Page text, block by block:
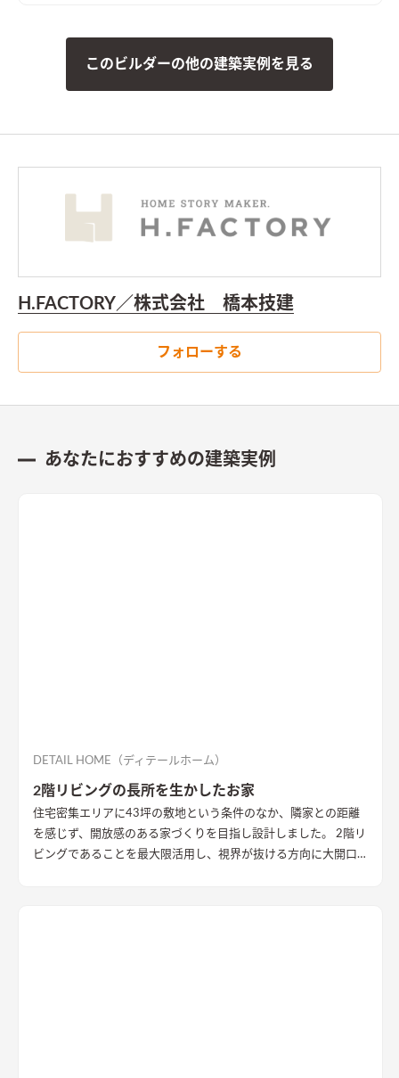
このビルダーの他の建築実例を見る
H.FACTORY／株式会社 橋本技建
フォローする
あなたにおすすめの建築実例
DETAIL HOME（ディテールホーム）
2階リビングの長所を生かしたお家
住宅密集エリアに43坪の敷地という条件のなか、隣家との距離
を感じず、開放感のある家づくりを目指し設計しました。 2階リ
ビングであることを最大限活用し、視界が抜ける方向に大開口